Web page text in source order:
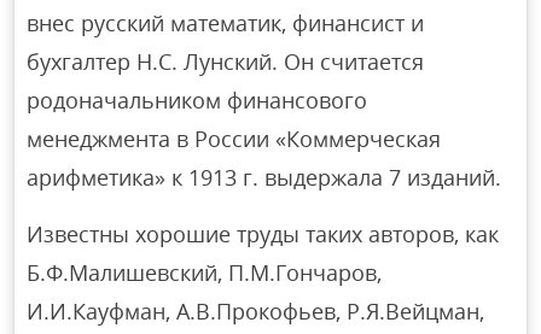
внес русский математик, финансист и
бухгалтер Н.С. Лунский. Он считается
родоначальником финансового
менеджмента в России «Коммерческая
арифметика» к 1913 г. выдержала 7 изданий.
Известны хорошие труды таких авторов, как
Б.Ф.Малишевский, П.М.Гончаров,
И.И.Кауфман, А.В.Прокофьев, Р.Я.Вейцман,